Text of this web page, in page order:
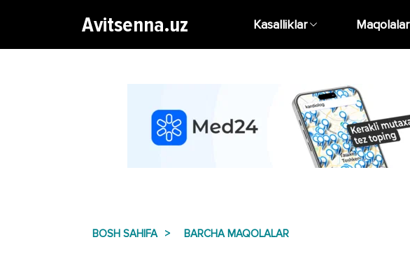
Avitsenna.uz Kasalliklar Maqolalar
BOSH SAHIFA BARCHA MAQOLALAR